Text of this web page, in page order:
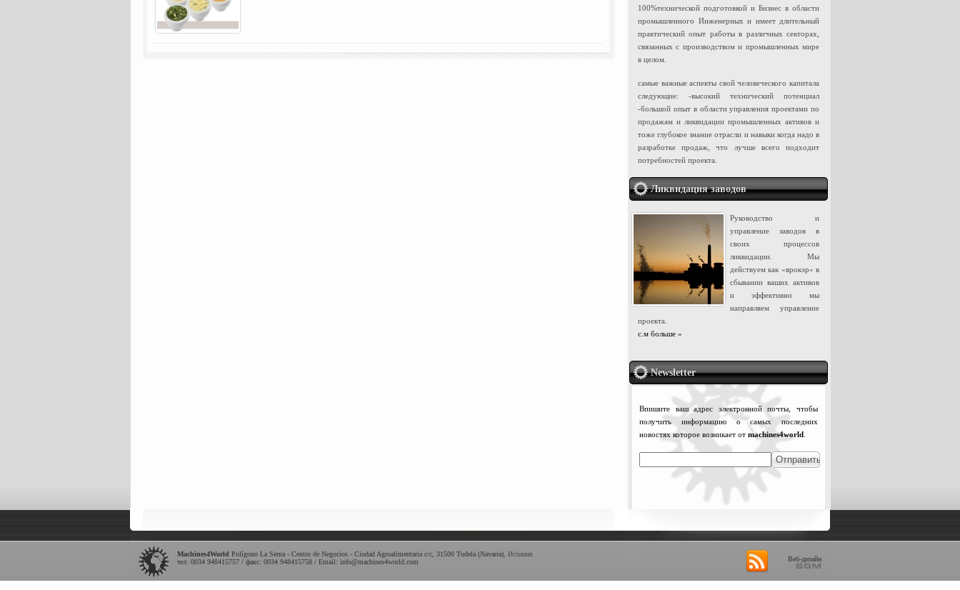
100%технической подготовкой и Бизнес в области
промышленного Инженерных и имеет длительный
практический опыт работы в различных секторах,
связанных с производством и промышленных мире
в целом.
самые важные аспекты свой человеческого капитала
следующие: -высокий технический потенциал
-большой опыт в области управления проектами по
продажам и ликвидации промышленных активов и
тоже глубокое знание отрасли и навыки когда надо в
разработке продаж, что лучше всего подходит
потребностей проекта.
Ликвидация заводов
Руководство и
управление заводов в
своих процессов
ликвидации. Мы
действуем как «врокэр» в
сбывании ваших активов
и эффективно мы
направляем управление
проекта.
с.м больше »
Newsletter
Впишите ваш адрес электронной почты, чтобы
получить информацию о самых последних
новостях которое возникает от machines4world
Machines4World Polígono La Serna - Centro de Negocios - Ciudad Agroalimentaria c/c 31500 Tudela (Navarra) Испания
тел: 0034 948415757 / факс: 0034 948415758 / Email: info@machines4world.com Веб-дизайн